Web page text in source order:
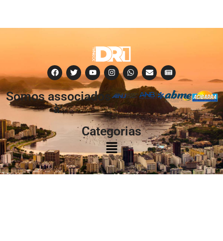
Somos associados
à:
Categorias